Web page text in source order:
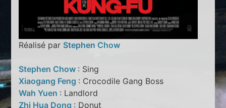
Réalisé par Stephen Chow
Stephen Chow : Sing
Xiaogang Feng : Crocodile Gang Boss
Wah Yuen : Landlord
Zhi Hua Dong : Donut